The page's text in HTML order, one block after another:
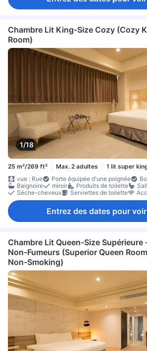
Chambre Lit King-Size Cozy (Cozy
Room)
1/18
25 m²/269 ft² Max. 2 adultes
1 lit super
vue : Rue
Porte équipée d'une poignée
Baignoire
miroir Produits de toilette
Sèche-cheveux
Serviettes de toilette
Entrez des dates pour
Chambre Lit Queen-Size Supérieure
Non-Fumeurs (Superior Queen
Non-Smoking)